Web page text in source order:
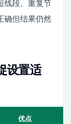
线段、重复节
确但结果仍然
设置适
优点